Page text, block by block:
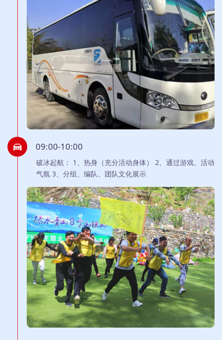
09:00-10:00
破冰起航： 1、热身（充分活动身体） 2、通过游戏、活动
气氛 3、分组、编队、团队文化展示